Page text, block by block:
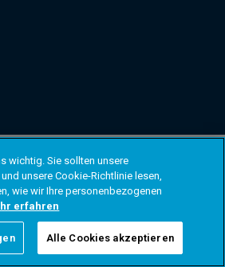
wichtig. Sie sollten unsere
unsere Cookie-Richtlinie lesen,
wie wir Ihre personenbezogenen
erfahren
Alle Cookies akzeptieren